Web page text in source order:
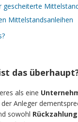
gescheiterte
Mittelstandsanleihen
das
als eine
Anleger
sowohl Rückzahlung